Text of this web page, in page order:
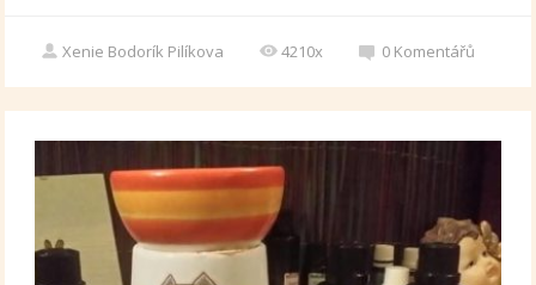
Xenie Bodorík Pilíkova 4210x 0 Komentářů